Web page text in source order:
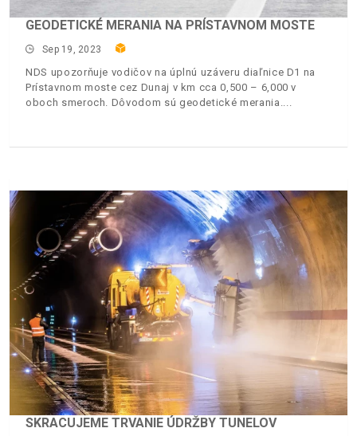
GEODETICKÉ MERANIA NA PRÍSTAVNOM MOSTE
Sep 19, 2023
NDS upozorňuje vodičov na úplnú uzáveru diaľnice D1 na
Prístavnom moste cez Dunaj v km cca 0,500 – 6,000 v
oboch smeroch. Dôvodom sú geodetické merania.
SKRACUJEME TRVANIE ÚDRŽBY TUNELOV